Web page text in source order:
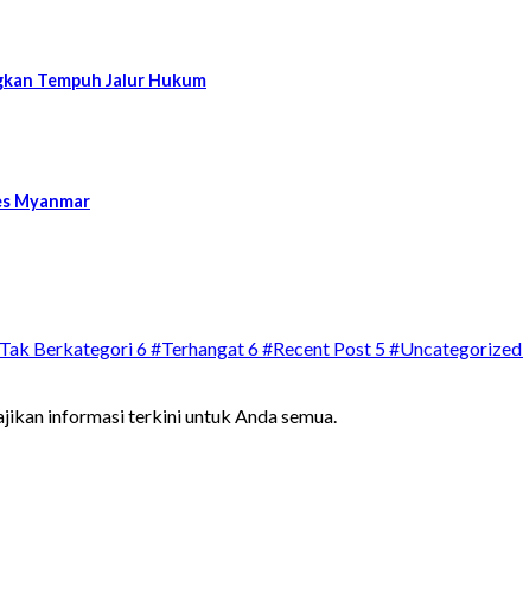
Tempuh Jalur Hukum
Myanmar
Berkategori6#Terhangat6#Recent Post 5#Uncategorized
informasi terkini untuk Anda semua.